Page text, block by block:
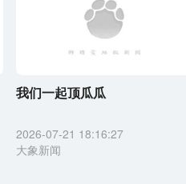
我们一起顶瓜瓜
2026-07-21 18:16:27
大象新闻